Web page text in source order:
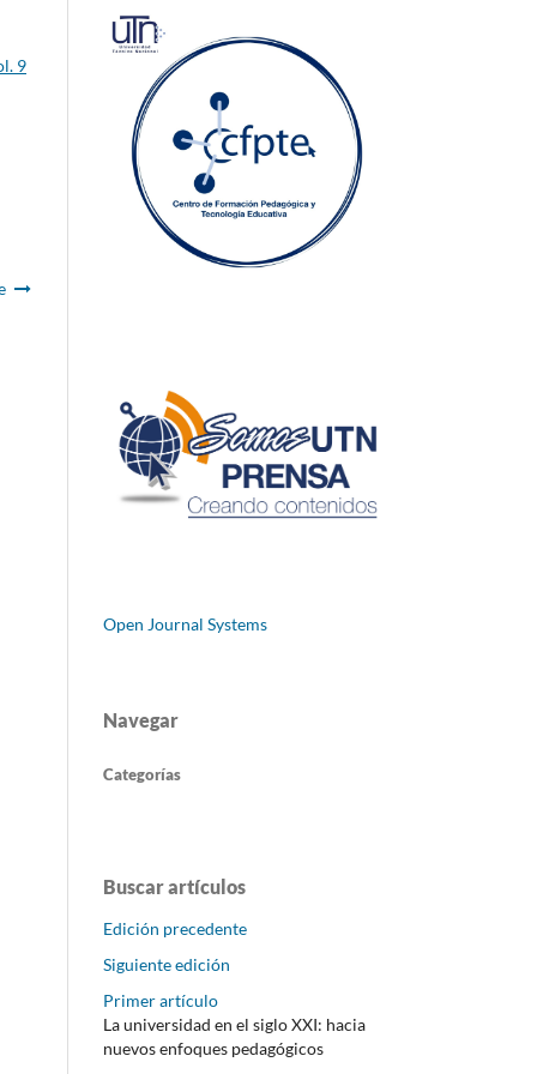
9
Open Journal Systems
Navegar
Categorías
Buscar artículos
Edición precedente
Siguiente edición
Primer artículo
La universidad en el siglo XXI: hacia
nuevos enfoques pedagógicos